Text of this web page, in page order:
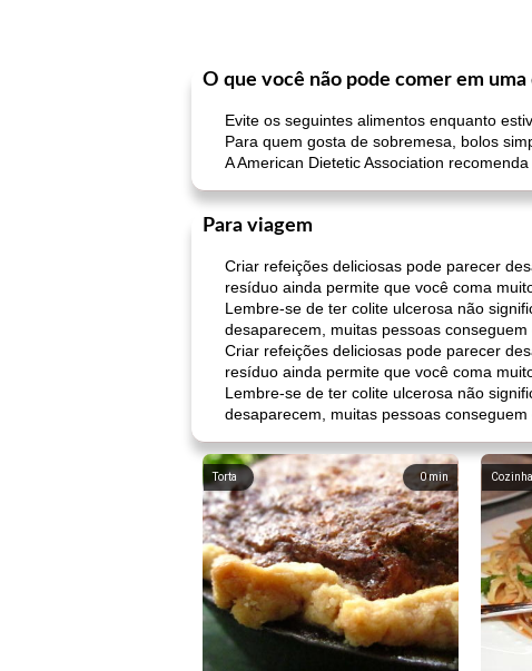
O que você não pode comer em
Evite os seguintes alimentos enquanto
Para quem gosta de sobremesa, bolos
A American Dietetic Association
Para viagem
Criar refeições deliciosas pode parecer
resíduo ainda permite que você coma
Lembre-se de ter colite ulcerosa não
desaparecem, muitas pessoas
Criar refeições deliciosas pode parecer
resíduo ainda permite que você coma
Lembre-se de ter colite ulcerosa não
desaparecem, muitas pessoas
0min
Torta